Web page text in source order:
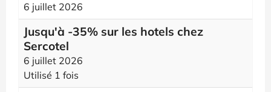
6 juillet 2026
Jusqu'à -35% sur les hotels chez
Sercotel
6 juillet 2026
Utilisé 1 fois